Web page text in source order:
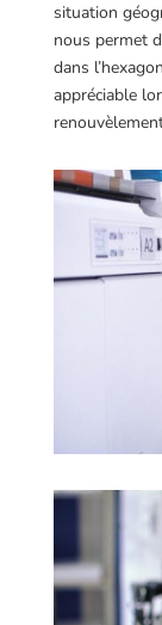
situation
nous permet
dans
appréciable